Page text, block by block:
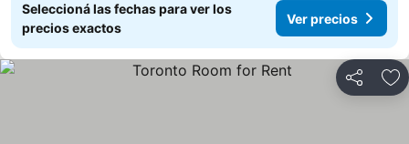
Seleccioná las fechas para ver los
precios exactos
Ver precios
Compartir